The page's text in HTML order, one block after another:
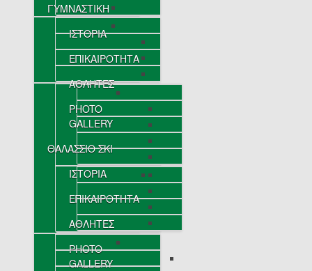
ΓΥΜΝΑΣΤΙΚΗ
ΙΣΤΟΡΙΑ
ΕΠΙΚΑΙΡΟΤΗΤΑ
ΑΘΛΗΤΕΣ
PHOTO
GALLERY
ΘΑΛΑΣΣΙΟ ΣΚΙ
ΙΣΤΟΡΙΑ
ΕΠΙΚΑΙΡΟΤΗΤΑ
ΑΘΛΗΤΕΣ
PHOTO
GALLERY